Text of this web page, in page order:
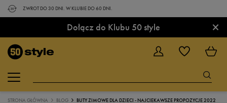
ZWROT DO 30 DNI. W KLUBIE DO 60 DNI.
Dołącz do Klubu 50 style ×
STRONA GŁÓWNA BLOG BUTY ZIMOWE DLA DZIECI - NAJCIEKAWSZE PROPOZYCJE 2022